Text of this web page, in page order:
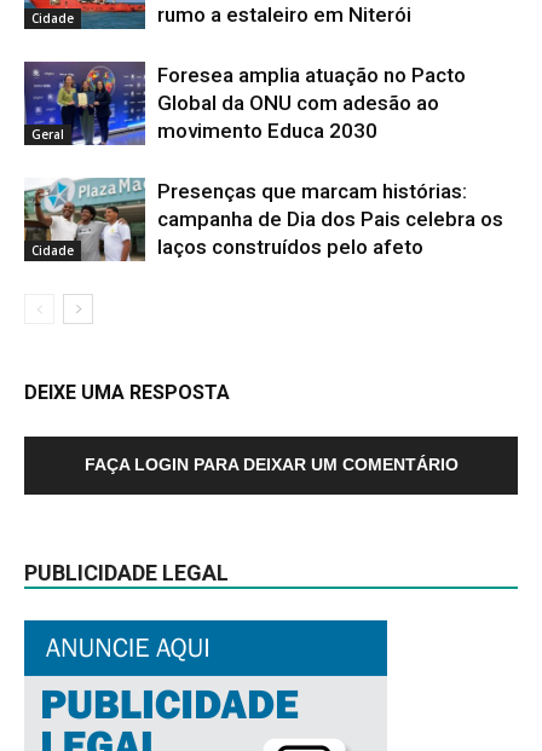
Cidade
rumo a estaleiro em Niterói
Geral
Foresea amplia atuação no Pacto
Global da ONU com adesão ao
movimento Educa 2030
Cidade
Presenças que marcam histórias:
campanha de Dia dos Pais celebra os
laços construídos pelo afeto
DEIXE UMA RESPOSTA
FAÇA LOGIN PARA DEIXAR UM COMENTÁRIO
PUBLICIDADE LEGAL